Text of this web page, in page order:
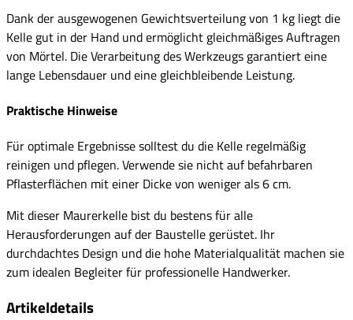
Dank der ausgewogenen Gewichtsverteilung von 1 kg liegt die
Kelle gut in der Hand und ermöglicht gleichmäßiges Auftragen
von Mörtel. Die Verarbeitung des Werkzeugs garantiert eine
lange Lebensdauer und eine gleichbleibende Leistung.
Praktische Hinweise
Für optimale Ergebnisse solltest du die Kelle regelmäßig
reinigen und pflegen. Verwende sie nicht auf befahrbaren
Pflasterflächen mit einer Dicke von weniger als 6 cm.
Mit dieser Maurerkelle bist du bestens für alle
Herausforderungen auf der Baustelle gerüstet. Ihr
durchdachtes Design und die hohe Materialqualität machen sie
zum idealen Begleiter für professionelle Handwerker.
Artikeldetails